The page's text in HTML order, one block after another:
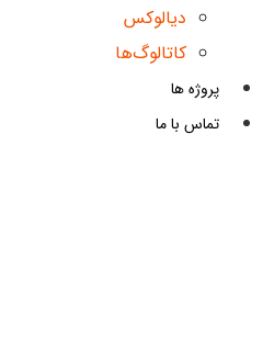
دیالوکس
کاتالوگ‌ها
پروژه ها
تماس با ما